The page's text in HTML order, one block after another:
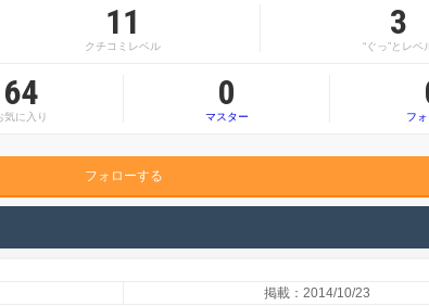
11
クチコミレベル
3
“ぐっ”とレベ
64
気に入り
0
マスター フ
フォローする
掲載：2014/10/23